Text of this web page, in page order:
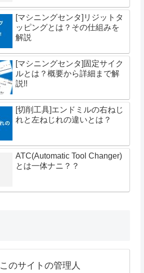
[マシニングセンタ]リジットタ
ッピングとは？その仕組みを
解説
[マシニングセンタ]固定サイク
ルとは？概要から詳細まで解
説!!
[切削工具]エンドミルの右ねじ
れと左ねじれの違いとは？
ATC(Automatic Tool Changer)
とは一体ナニ？？
このサイトの管理人